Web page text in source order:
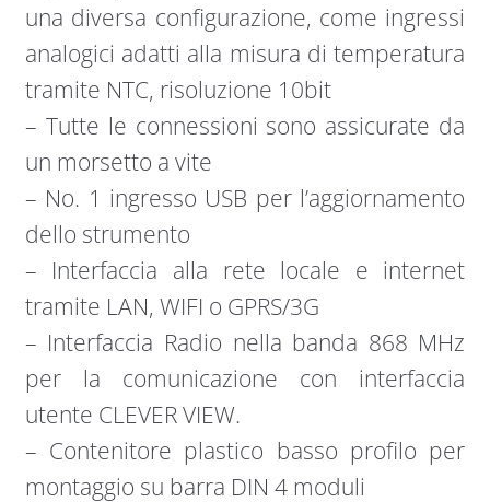
una diversa configurazione, come ingressi
analogici adatti alla misura di temperatura
tramite NTC, risoluzione 10bit
– Tutte le connessioni sono assicurate da
un morsetto a vite
– No. 1 ingresso USB per l’aggiornamento
dello strumento
– Interfaccia alla rete locale e internet
tramite LAN, WIFI o GPRS/3G
– Interfaccia Radio nella banda 868 MHz
per la comunicazione con interfaccia
utente CLEVER VIEW.
– Contenitore plastico basso profilo per
montaggio su barra DIN 4 moduli